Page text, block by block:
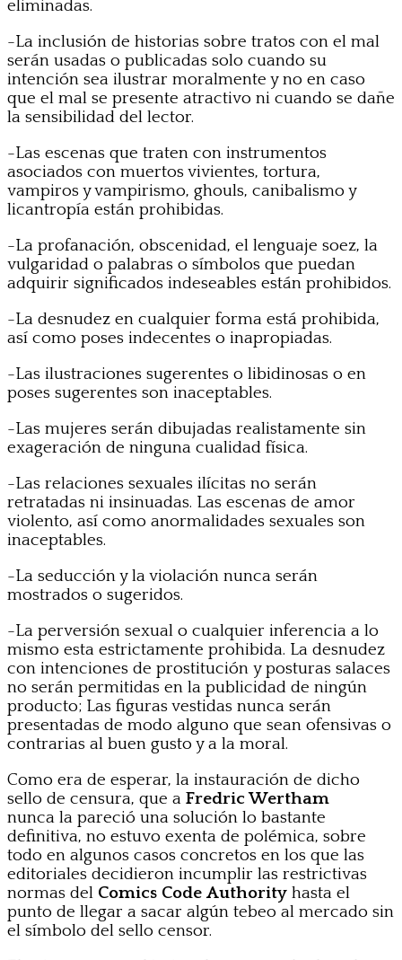
eliminadas.
-La inclusión de historias sobre tratos con el mal
serán usadas o publicadas solo cuando su
intención sea ilustrar moralmente y no en caso
que el mal se presente atractivo ni cuando se dañe
la sensibilidad del lector.
-Las escenas que traten con instrumentos
asociados con muertos vivientes, tortura,
vampiros y vampirismo, ghouls, canibalismo y
licantropía están prohibidas.
-La profanación, obscenidad, el lenguaje soez, la
vulgaridad o palabras o símbolos que puedan
adquirir significados indeseables están prohibidos.
-La desnudez en cualquier forma está prohibida,
así como poses indecentes o inapropiadas.
-Las ilustraciones sugerentes o libidinosas o en
poses sugerentes son inaceptables.
-Las mujeres serán dibujadas realistamente sin
exageración de ninguna cualidad física.
-Las relaciones sexuales ilícitas no serán
retratadas ni insinuadas. Las escenas de amor
violento, así como anormalidades sexuales son
inaceptables.
-La seducción y la violación nunca serán
mostrados o sugeridos.
-La perversión sexual o cualquier inferencia a lo
mismo esta estrictamente prohibida. La desnudez
con intenciones de prostitución y posturas salaces
no serán permitidas en la publicidad de ningún
producto; Las figuras vestidas nunca serán
presentadas de modo alguno que sean ofensivas o
contrarias al buen gusto y a la moral.
Como era de esperar, la instauración de dicho
sello de censura, que a Fredric Wertham
nunca la pareció una solución lo bastante
definitiva, no estuvo exenta de polémica, sobre
todo en algunos casos concretos en los que las
editoriales decidieron incumplir las restrictivas
normas del Comics Code Authority hasta el
punto de llegar a sacar algún tebeo al mercado sin
el símbolo del sello censor.